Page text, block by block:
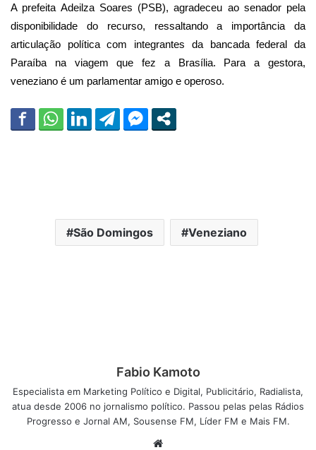
A prefeita Adeilza Soares (PSB), agradeceu ao senador pela
disponibilidade do recurso, ressaltando a importância da
articulação política com integrantes da bancada federal da
Paraíba na viagem que fez a Brasília. Para a gestora,
veneziano é um parlamentar amigo e operoso.
São Domingos Veneziano
Fabio Kamoto
Especialista em Marketing Político e Digital, Publicitário, Radialista,
atua desde 2006 no jornalismo político. Passou pelas pelas Rádios
Progresso e Jornal AM, Sousense FM, Líder FM e Mais FM.